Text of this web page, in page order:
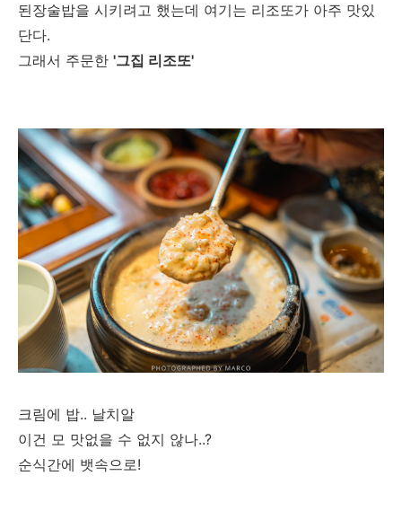
된장술밥을 시키려고 했는데 여기는 리조또가 아주 맛있
단다.
그래서 주문한 '그집 리조또'
크림에 밥.. 날치알
이건 모 맛없을 수 없지 않나..?
순식간에 뱃속으로!